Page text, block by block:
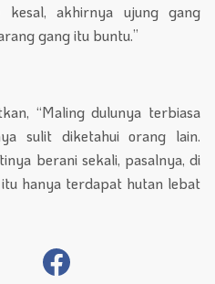
kesal, akhirnya ujung gang
gang itu buntu.”
“Maling dulunya terbiasa
sulit diketahui orang lain.
berani sekali, pasalnya, di
hanya terdapat hutan lebat